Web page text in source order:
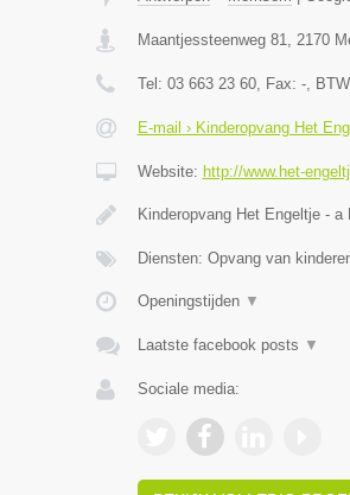
Maantjessteenweg 81, 2170
Tel: 03 663 23 60, Fax: -,
E-mail › Kinderopvang Het
Website: http://www.het-
Kinderopvang Het Engeltje -
Diensten: Opvang van
Openingstijden ▼
Laatste facebook posts ▼
Sociale media: